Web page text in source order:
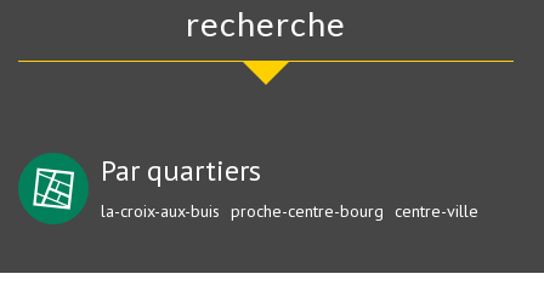
recherche
Par quartiers
la-croix-aux-buis proche-centre-bourg centre-ville